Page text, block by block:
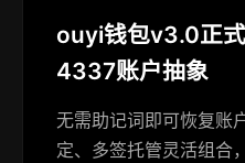
ouyi钱包v3.0正
4337账户抽象
无需助记词即可恢复账
定、多签托管灵活组合